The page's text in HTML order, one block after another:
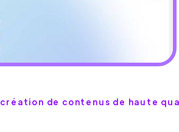
création de contenus de haute